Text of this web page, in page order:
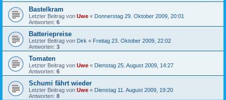
Bastelkram
Letzter Beitrag von Uwe « Donnerstag 29. Oktober 2009, 20:01
Antworten: 6
Batteriepreise
Letzter Beitrag von Dirk « Freitag 23. Oktober 2009, 22:02
Antworten: 3
Tomaten
Letzter Beitrag von Uwe « Dienstag 25. August 2009, 14:27
Antworten: 6
Schumi fährt wieder
Letzter Beitrag von Uwe « Dienstag 11. August 2009, 19:20
Antworten: 8